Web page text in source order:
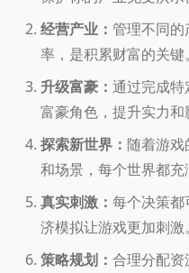
经营产业： 管理不同
率，是积累财富的关键。
升级富豪： 通过完成
富豪角色，提升实力和
探索新世界： 随着游
和场景，每个世界都充
真实刺激： 每个决策
济模拟让游戏更加刺激。
策略规划： 合理分配